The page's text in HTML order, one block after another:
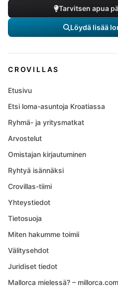
Tarvitsen apua
Löydä lisää
CROVILLAS
Etusivu
Etsi loma-asuntoja Kroatiassa
Ryhmä- ja yritysmatkat
Arvostelut
Omistajan kirjautuminen
Ryhtyä isännäksi
Crovillas-tiimi
Yhteystiedot
Tietosuoja
Miten hakumme toimii
Välitysehdot
Juridiset tiedot
Mallorca mielessä? – millorca.com